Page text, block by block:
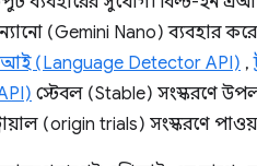
(Gemini Nano) ব্যবহার
(Language Detector API) ,
স্টেবল (Stable) সংস্করণে
(origin trials) সংস্করণে পাওয়া